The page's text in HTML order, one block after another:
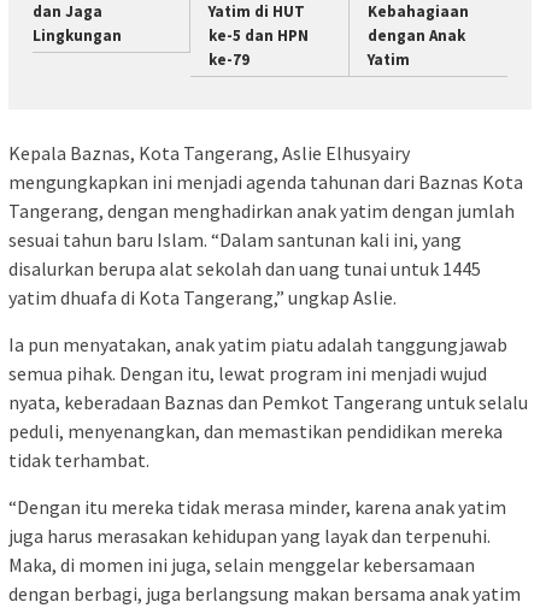
dan Jaga
Lingkungan
Yatim di HUT
ke-5 dan HPN
ke-79
Kebahagiaan
dengan Anak
Yatim
Kepala Baznas, Kota Tangerang, Aslie Elhusyairy
mengungkapkan ini menjadi agenda tahunan dari Baznas Kota
Tangerang, dengan menghadirkan anak yatim dengan jumlah
sesuai tahun baru Islam. “Dalam santunan kali ini, yang
disalurkan berupa alat sekolah dan uang tunai untuk 1445
yatim dhuafa di Kota Tangerang,” ungkap Aslie.
Ia pun menyatakan, anak yatim piatu adalah tanggungjawab
semua pihak. Dengan itu, lewat program ini menjadi wujud
nyata, keberadaan Baznas dan Pemkot Tangerang untuk selalu
peduli, menyenangkan, dan memastikan pendidikan mereka
tidak terhambat.
“Dengan itu mereka tidak merasa minder, karena anak yatim
juga harus merasakan kehidupan yang layak dan terpenuhi.
Maka, di momen ini juga, selain menggelar kebersamaan
dengan berbagi, juga berlangsung makan bersama anak yatim